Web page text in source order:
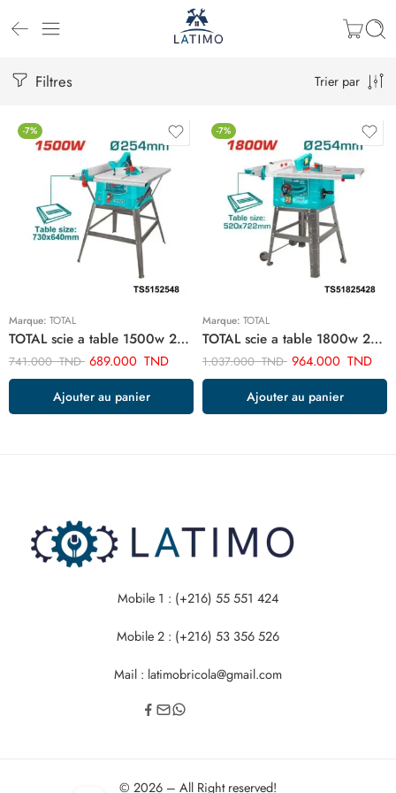
Filtres Trier par
-7%
Marque: TOTAL
TOTAL scie a table 1500w 254m TS5152548
741.000TND 689.000 TND
Ajouter au panier
-7%
Marque: TOTAL
TOTAL scie a table 1800w 254mm TS51825428
1.037.000TND 964.000 TND
Ajouter au panier
Mobile 1 : (+216) 55 551 424
Mobile 2 : (+216) 53 356 526
Mail : latimobricola@gmail.com
© 2026 – All Right reserved!